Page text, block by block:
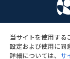
当サイトを使用する
設定および使用に同
詳細については、 サ
京都市中京区
Copyright ©